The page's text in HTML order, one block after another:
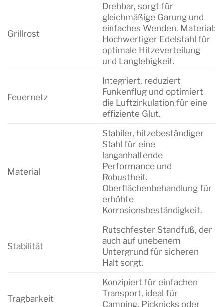
Grillrost
Drehbar, sorgt für
gleichmäßige Garung und
einfaches Wenden. Material:
Hochwertiger Edelstahl für
optimale Hitzeverteilung
und Langlebigkeit.
Feuernetz
Integriert, reduziert
Funkenflug und optimiert
die Luftzirkulation für eine
effiziente Glut.
Material
Stabiler, hitzebeständiger
Stahl für eine
langanhaltende
Performance und
Robustheit.
Oberflächenbehandlung für
erhöhte
Korrosionsbeständigkeit.
Stabilität
Rutschfester Standfuß, der
auch auf unebenem
Untergrund für sicheren
Halt sorgt.
Tragbarkeit
Konzipiert für einfachen
Transport, ideal für
Camping, Picknicks oder